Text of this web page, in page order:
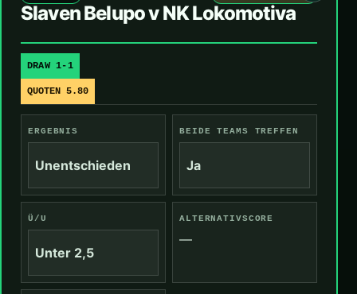
Slaven Belupo v NK Lokomotiva
DRAW 1-1
QUOTEN 5.80
ERGEBNIS
Unentschieden
BEIDE TEAMS TREFFEN
Ja
Ü/U
Unter 2,5
ALTERNATIVSCORE
—